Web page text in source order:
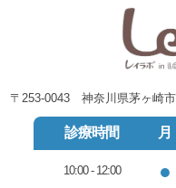
〒253-0043 神奈川県茅ヶ崎
診療時間 月
10:00 - 12:00 ●